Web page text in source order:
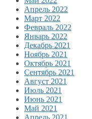
Апрель 2022
Март 2022
Февраль 2022
Январь 2022
Декабрь 2021
Ноябрь 2021
Октябрь 2021
Сентябрь 2021
Август 2021
Июль 2021
Июнь 2021
Май 2021
Апрель 2021